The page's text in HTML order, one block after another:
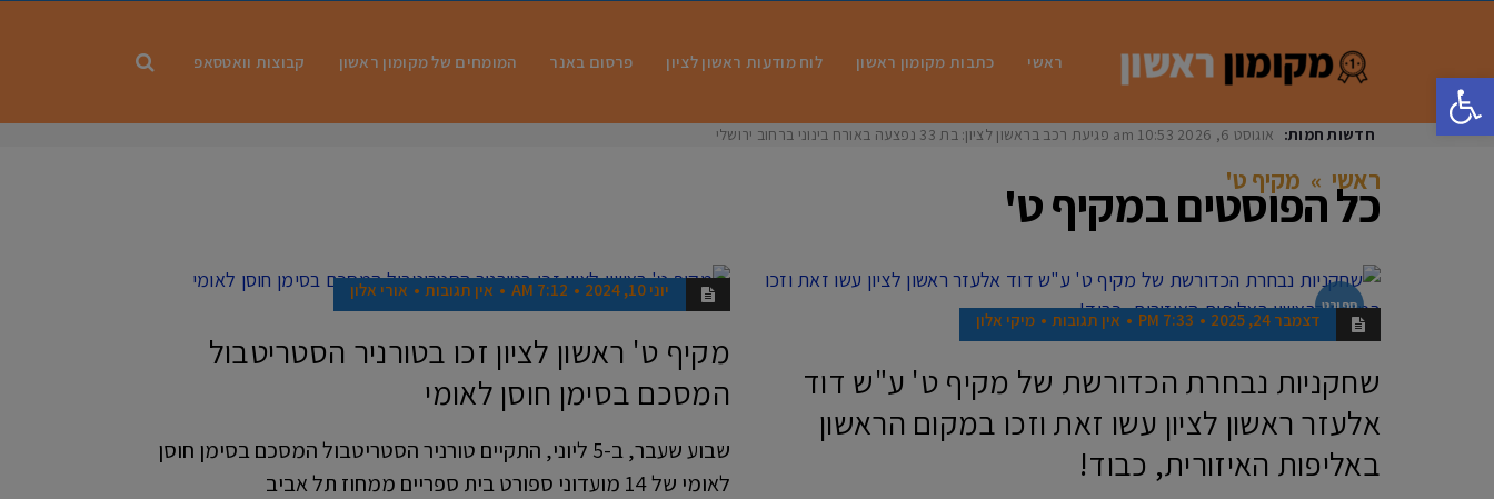
פתח סרגל נגישות
ראשי כתבות מקומון ראשון לוח מודעות ראשון לציון פרסום באנר המומחים של מקומון ראשון קבוצות וואטסאפ
חדשות חמות: אוגוסט 6, 2026 10:53 am פגיעת רכב בראשון לציון: בת 33 נפצעה באורח בינוני ברחוב ירושלים
ראשי » מקיף ט'
כל הפוסטים במקיף ט'
ספורט
דצמבר 24, 2025 7:33 PM אין תגובות מיקי אלון
שחקניות נבחרת הכדורשת של מקיף ט' ע"ש דוד
אלעזר ראשון לציון עשו זאת וזכו במקום הראשון
באליפות האיזורית, כבוד!
ספורט
יוני 10, 2024 7:12 AM אין תגובות אורי אלון
מקיף ט' ראשון לציון זכו בטורניר הסטריטבול
המסכם בסימן חוסן לאומי
שבוע שעבר, ב-5 ליוני, התקיים טורניר הסטריטבול המסכם בסימן חוסן
לאומי של 14 מועדוני ספורט בית ספריים ממחוז תל אביב